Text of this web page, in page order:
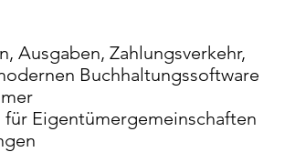
Ausgaben, Zahlungsverkehr,
Buchhaltungssoftware
Eigentümergemeinschaften